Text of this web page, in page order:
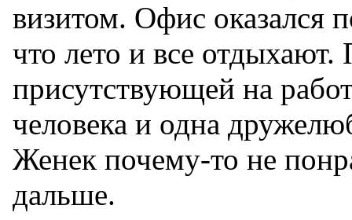
визитом. Офис оказался
что лето и все отдыхают.
присутствующей на
человека и одна
Женек почему-то не
дальше.